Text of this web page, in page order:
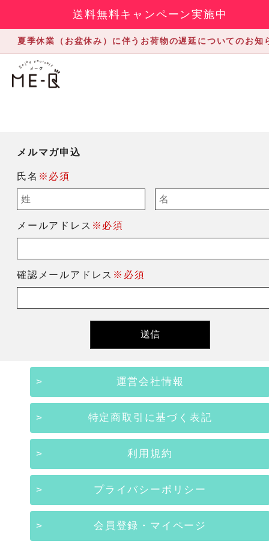
送料無料キャンペーン実施中
夏季休業（お盆休み）に伴うお荷物の遅延についてのお知
メルマガ申込
氏名 ※必須
メールアドレス ※必須
確認メールアドレス ※必須
運営会社情報
特定商取引に基づく表記
利用規約
プライバシーポリシー
会員登録・マイページ